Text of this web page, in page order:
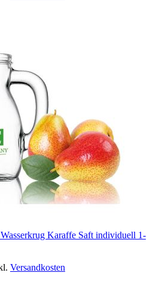
Karaffe Saft individuell 1-
Versandkosten